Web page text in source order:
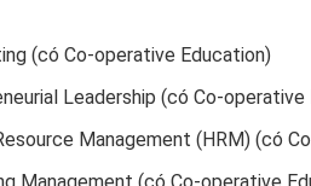
(có Co-operative Education)
Leadership (có Co-operative
Management (HRM) (có